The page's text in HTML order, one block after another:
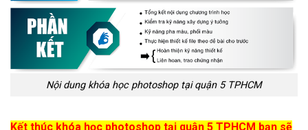
Nội dung khóa học photoshop tại quận 5 TPHCM
Kết thúc khóa học photoshop tại quận 5 TPHCM bạn sẽ